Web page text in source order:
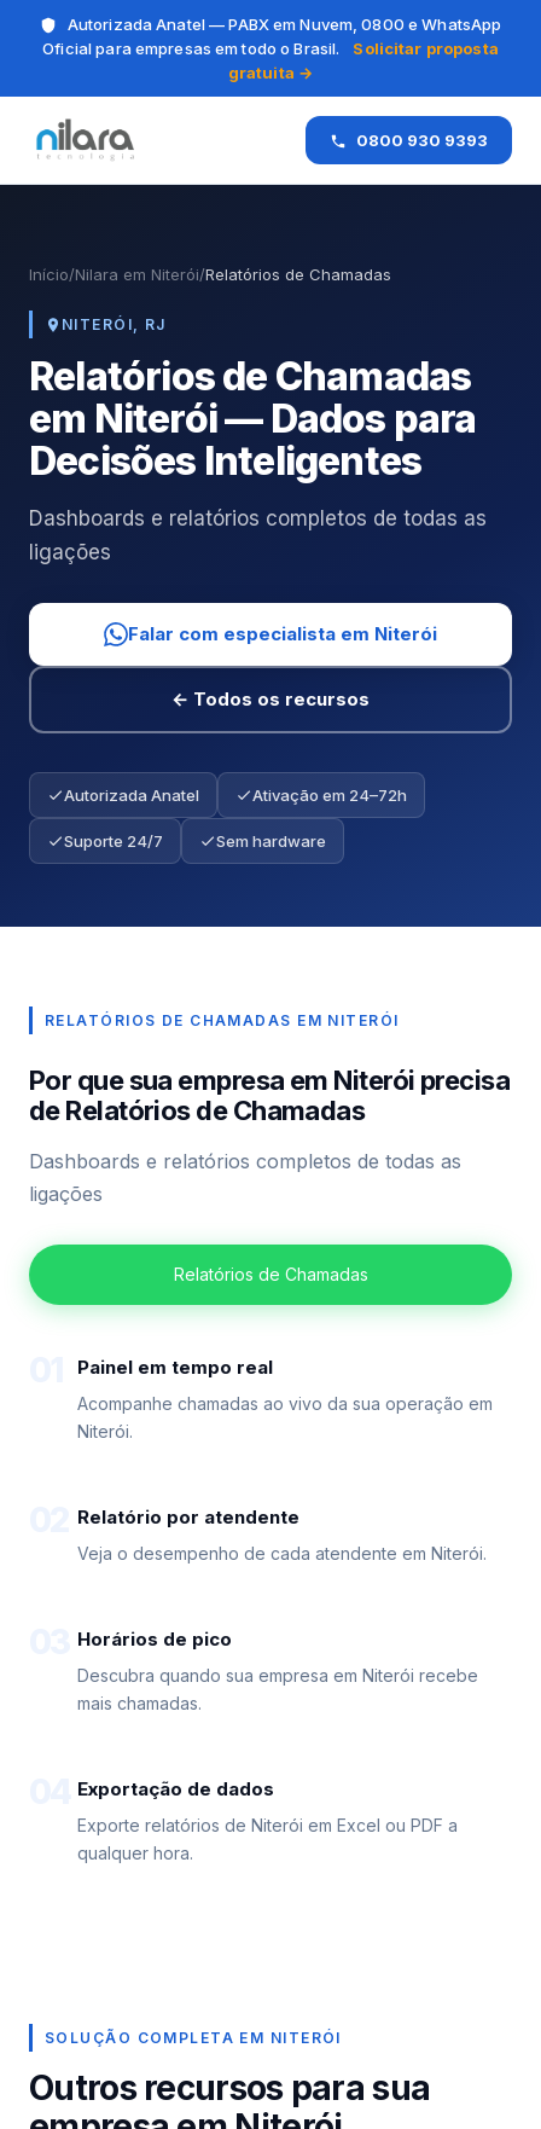
Autorizada Anatel — PABX em Nuvem, 0800 e WhatsApp
Oficial para empresas em todo o Brasil.
Solicitar proposta
gratuita →
0800 930 9393
Início/Nilara em Niterói/Relatórios de Chamadas
NITERÓI, RJ
Relatórios de Chamadas
em Niterói — Dados para
Decisões Inteligentes
Dashboards e relatórios completos de todas as
ligações
Falar com especialista em Niterói
← Todos os recursos
Autorizada Anatel Ativação em 24–72h
Suporte 24/7 Sem hardware
RELATÓRIOS DE CHAMADAS EM NITERÓI
Por que sua empresa em Niterói precisa
de Relatórios de Chamadas
Dashboards e relatórios completos de todas as
ligações
Relatórios de Chamadas
Painel em tempo real
Acompanhe chamadas ao vivo da sua operação em
Niterói.
Relatório por atendente
Veja o desempenho de cada atendente em Niterói.
Horários de pico
Descubra quando sua empresa em Niterói recebe
mais chamadas.
Exportação de dados
Exporte relatórios de Niterói em Excel ou PDF a
qualquer hora.
SOLUÇÃO COMPLETA EM NITERÓI
Outros recursos para sua